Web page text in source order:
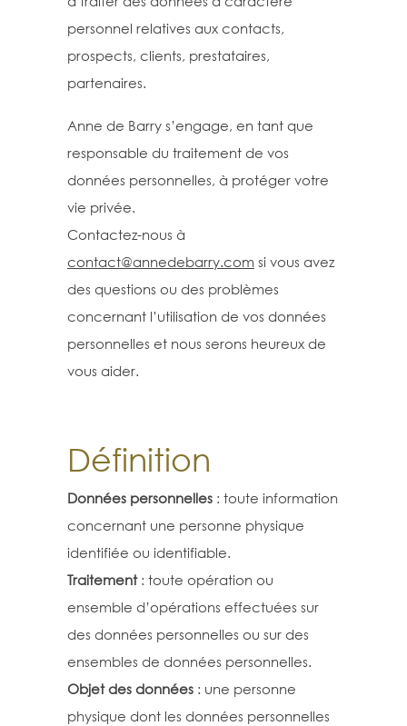
personnel relatives aux contacts,
prospects, clients, prestataires,
partenaires.
Anne de Barry s’engage, en tant que
responsable du traitement de vos
données personnelles, à protéger votre
vie privée.
Contactez-nous à
contact@annedebarry.com si vous avez
des questions ou des problèmes
concernant l’utilisation de vos données
personnelles et nous serons heureux de
vous aider.
Définition
Données personnelles : toute information
concernant une personne physique
identifiée ou identifiable.
Traitement: toute opération ou
ensemble d’opérations effectuées sur
des données personnelles ou sur des
ensembles de données personnelles.
Objet des données : une personne
physique dont les données personnelles